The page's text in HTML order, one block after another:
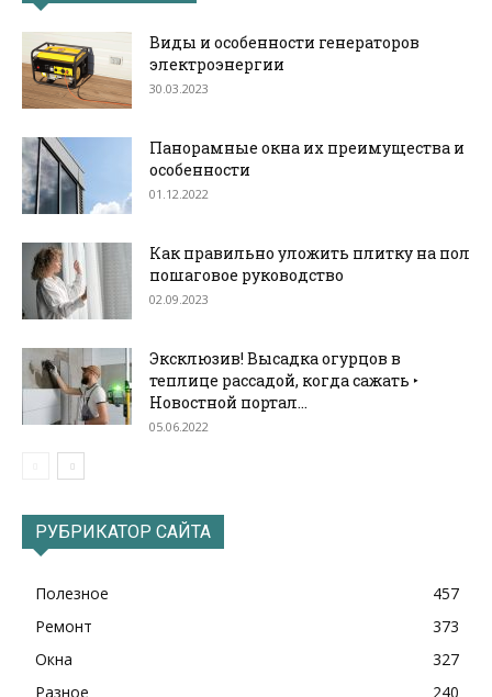
Виды и особенности генераторов
электроэнергии
30.03.2023
Панорамные окна их преимущества и
особенности
01.12.2022
Как правильно уложить плитку на пол
пошаговое руководство
02.09.2023
Эксклюзив! Высадка огурцов в
теплице рассадой, когда сажать ‣
Новостной портал...
05.06.2022
РУБРИКАТОР САЙТА
Полезное
457
Ремонт
373
Окна
327
Разное
240